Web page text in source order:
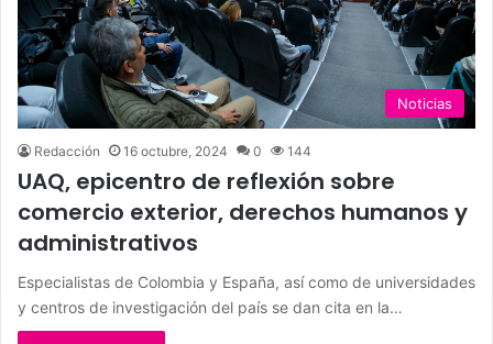
Noticias
Redacción 16 octubre, 2024 0 144
UAQ, epicentro de reflexión sobre
comercio exterior, derechos humanos y
administrativos
Especialistas de Colombia y España, así como de universidades
y centros de investigación del país se dan cita en la…